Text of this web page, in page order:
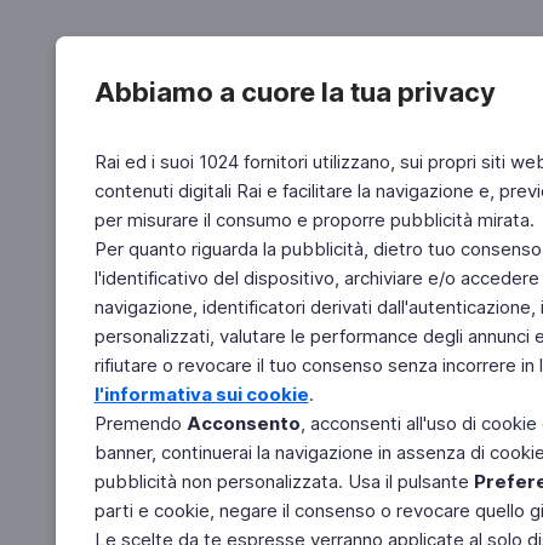
Abbiamo a cuore la tua privacy
Rai ed i suoi 1024 fornitori utilizzano, sui propri siti
contenuti digitali Rai e facilitare la navigazione e,
per misurare il consumo e proporre pubblicità mirata.
Per quanto riguarda la pubblicità, dietro tuo
l'identificativo del dispositivo, archiviare e/o
navigazione, identificatori derivati
personalizzati, valutare le performance degli
rifiutare o revocare il tuo consenso senza incorrere
l'informativa sui cookie.
Premendo Acconsento, acconsenti all'uso di
banner, continuerai la navigazione in assenza di
pubblicità non personalizzata. Usa il pulsante
parti e cookie, negare il consenso o revocare quello
Le scelte da te espresse verranno applicate al solo